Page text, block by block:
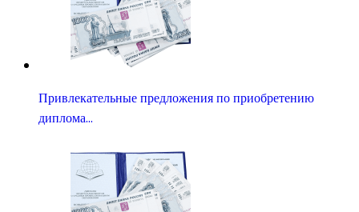
Привлекательные предложения по приобретению
диплома…